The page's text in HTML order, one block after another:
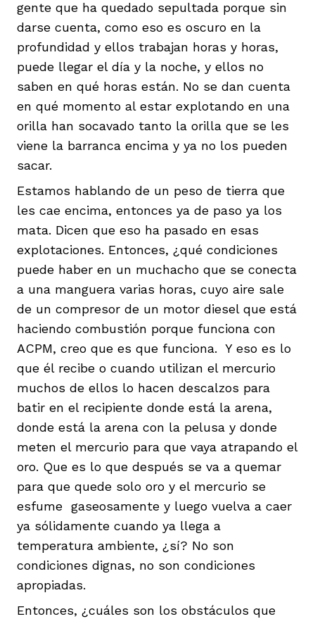
gente que ha quedado sepultada porque sin
darse cuenta, como eso es oscuro en la
profundidad y ellos trabajan horas y horas,
puede llegar el día y la noche, y ellos no
saben en qué horas están. No se dan cuenta
en qué momento al estar explotando en una
orilla han socavado tanto la orilla que se les
viene la barranca encima y ya no los pueden
sacar.
Estamos hablando de un peso de tierra que
les cae encima, entonces ya de paso ya los
mata. Dicen que eso ha pasado en esas
explotaciones. Entonces, ¿qué condiciones
puede haber en un muchacho que se conecta
a una manguera varias horas, cuyo aire sale
de un compresor de un motor diesel que está
haciendo combustión porque funciona con
ACPM, creo que es que funciona. Y eso es lo
que él recibe o cuando utilizan el mercurio
muchos de ellos lo hacen descalzos para
batir en el recipiente donde está la arena,
donde está la arena con la pelusa y donde
meten el mercurio para que vaya atrapando el
oro. Que es lo que después se va a quemar
para que quede solo oro y el mercurio se
esfume gaseosamente y luego vuelva a caer
ya sólidamente cuando ya llega a
temperatura ambiente, ¿sí? No son
condiciones dignas, no son condiciones
apropiadas.
Entonces, ¿cuáles son los obstáculos que